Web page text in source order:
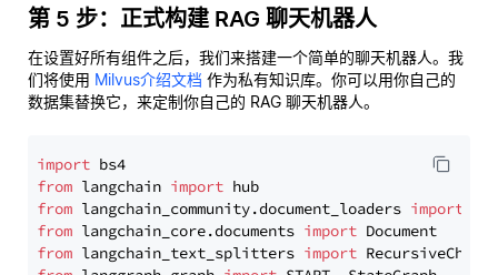
第 5 步：正式构建 RAG 聊天机器人
在设置好所有组件之后，我们来搭建一个简单的聊天机器人。我
们将使用 Milvus介绍文档 作为私有知识库。你可以用你自己的
数据集替换它，来定制你自己的 RAG 聊天机器人。
import
from langchain import
from langchain_community.document_loaders import
from langchain_core.documents import
from langchain_text_splitters import